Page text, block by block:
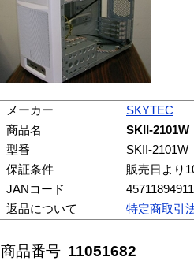
メーカー
SKYTEC
商品名
SKII-2101W
型番
SKII-2101W
保証条件
販売日より
JANコード
返品について
特定商取引
商品番号 11051682